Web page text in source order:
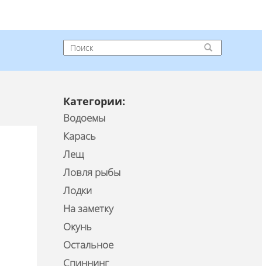
Категории:
Водоемы
Карась
Лещ
Ловля рыбы
Лодки
На заметку
Окунь
Остальное
Спиннинг